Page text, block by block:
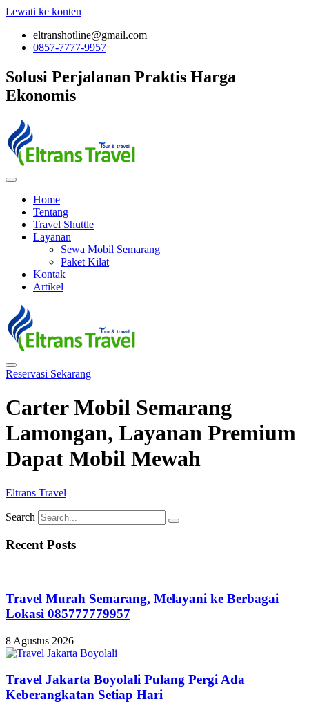
Lewati ke konten
eltranshotline@gmail.com
0857-7777-9957
Solusi Perjalanan Praktis Harga
Ekonomis
Home
Tentang
Travel Shuttle
Layanan
Sewa Mobil Semarang
Paket Kilat
Kontak
Artikel
Reservasi Sekarang
Carter Mobil Semarang
Lamongan, Layanan Premium
Dapat Mobil Mewah
Eltrans Travel
Search
Recent Posts
Travel Murah Semarang, Melayani ke Berbagai
Lokasi 085777779957
8 Agustus 2026
Travel Jakarta Boyolali Pulang Pergi Ada
Keberangkatan Setiap Hari